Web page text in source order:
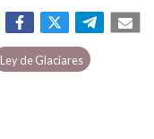
Ley de Glaciares